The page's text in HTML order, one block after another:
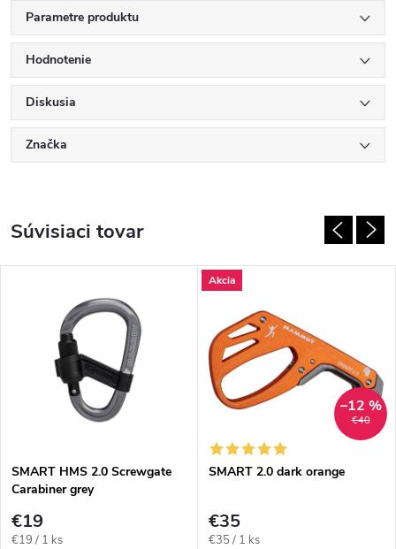
Parametre produktu
Hodnotenie
Diskusia
Značka
Súvisiaci tovar
SMART HMS 2.0 Screwgate
Carabiner grey
€19
Jednotková
€19 / 1 ks
Akcia
€40
–12 %
SMART 2.0 dark orange
€35
Jednotková
€35 / 1 ks